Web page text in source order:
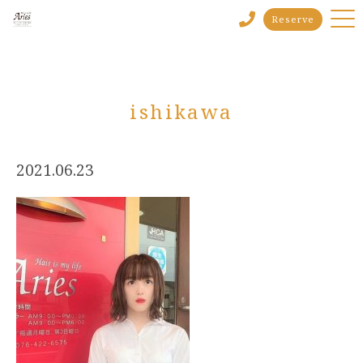
Reserve
ishikawa
2021.06.23